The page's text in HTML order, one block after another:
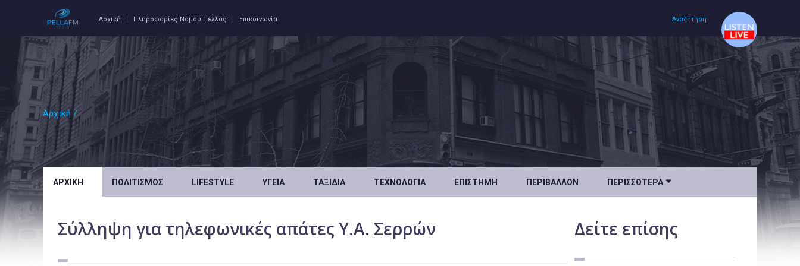
Αρχική Πληροφορίες Νομού Πέλλας Επικοινωνία Αναζήτηση
Αρχική /
ΑΡΧΙΚΉ ΠΟΛΙΤΙΣΜΌΣ LIFESTYLE ΥΓΕΊΑ ΤΑΞΊΔΙΑ ΤΕΧΝΟΛΟΓΊΑ ΕΠΙΣΤΉΜΗ ΠΕΡΙΒΆΛΛΟΝ ΠΕΡΙΣΣΌΤΕΡΑ 
Σύλληψη για τηλεφωνικές απάτες Υ.Α. Σερρών Δείτε επίσης
Αρχική
Πολιτισμός
Υγεία
Ταξίδια
Επιστήμη
Περιβάλλον